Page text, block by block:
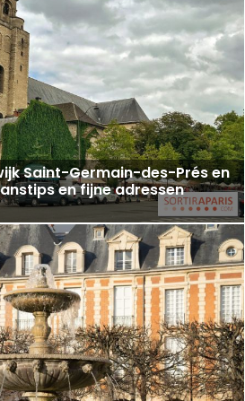
Saint-Germain-des-Prés en
en fijne adressen